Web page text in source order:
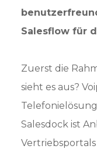
Salesflow für
Zuerst die
sieht es aus?
Salesdock ist